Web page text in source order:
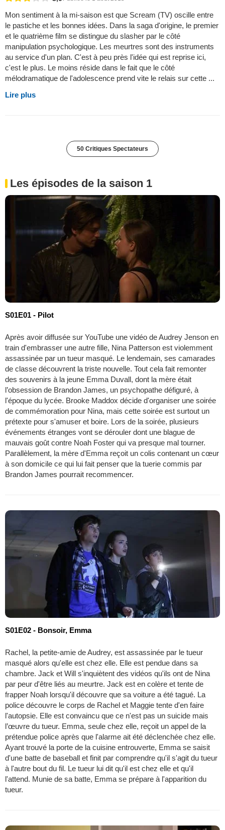
Mon sentiment à la mi-saison est que Scream (TV) oscille entre
le pastiche et les bonnes idées. Dans la saga d'origine, le premier
et le quatrième film se distingue du slasher par le côté
manipulation psychologique. Les meurtres sont des instruments
au service d'un plan. C'est à peu près l'idée qui est reprise ici,
c'est le plus. Le moins réside dans le fait que le côté
mélodramatique de l'adolescence prend vite le relais sur cette ...
Lire plus
50 Critiques Spectateurs
Les épisodes de la saison 1
S01E01 - Pilot
Après avoir diffusée sur YouTube une vidéo de Audrey Jenson en
train d'embrasser une autre fille, Nina Patterson est violemment
assassinée par un tueur masqué. Le lendemain, ses camarades
de classe découvrent la triste nouvelle. Tout cela fait remonter
des souvenirs à la jeune Emma Duvall, dont la mère était
l’obsession de Brandon James, un psychopathe défiguré, à
l'époque du lycée. Brooke Maddox décide d'organiser une soirée
de commémoration pour Nina, mais cette soirée est surtout un
prétexte pour s'amuser et boire. Lors de la soirée, plusieurs
événements étranges vont se dérouler dont une blague de
mauvais goût contre Noah Foster qui va presque mal tourner.
Parallèlement, la mère d'Emma reçoit un colis contenant un cœur
à son domicile ce qui lui fait penser que la tuerie commis par
Brandon James pourrait recommencer.
S01E02 - Bonsoir, Emma
Rachel, la petite-amie de Audrey, est assassinée par le tueur
masqué alors qu'elle est chez elle. Elle est pendue dans sa
chambre. Jack et Will s'inquiètent des vidéos qu'ils ont de Nina
par peur d'être liés au meurtre. Jack est en colère et tente de
frapper Noah lorsqu'il découvre que sa voiture a été tagué. La
police découvre le corps de Rachel et Maggie tente d'en faire
l'autopsie. Elle est convaincu que ce n'est pas un suicide mais
l’œuvre du tueur. Emma, seule chez elle, reçoit un appel de la
prétendue police après que l'alarme ait été déclenchée chez elle.
Ayant trouvé la porte de la cuisine entrouverte, Emma se saisit
d'une batte de baseball et finit par comprendre qu'il s'agit du tueur
à l'autre bout du fil. Le tueur lui dit qu'il est chez elle et qu'il
l'attend. Munie de sa batte, Emma se prépare à l'apparition du
tueur.